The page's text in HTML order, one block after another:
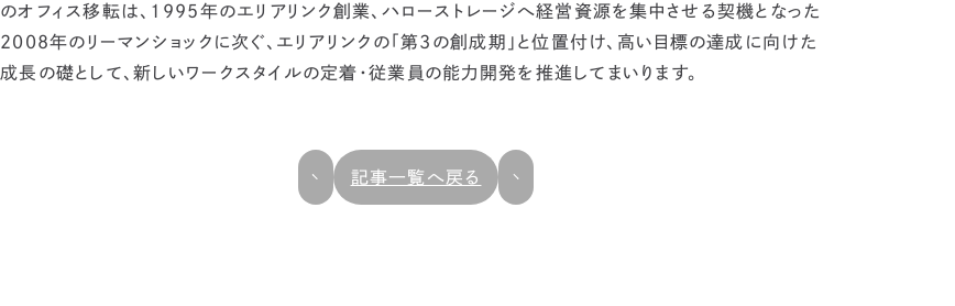
のオフィス移転は、1995年のエリアリンク創業、ハローストレージへ経営資源を集中させる契機となった
2008年のリーマンショックに次ぐ、エリアリンクの「第3の創成期」と位置付け、高い目標の達成に向けた
成長の礎として、新しいワークスタイルの定着・従業員の能力開発を推進してまいります。
記事一覧へ戻る